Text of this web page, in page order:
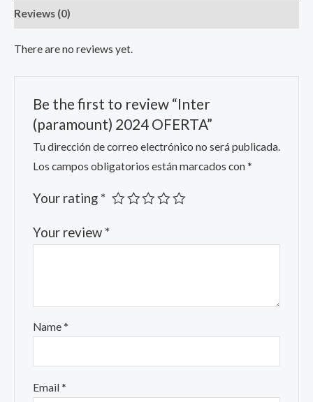
Reviews (0)
There are no reviews yet.
Be the first to review “Inter
(paramount) 2024 OFERTA”
Tu dirección de correo electrónico no será publicada.
Los campos obligatorios están marcados con *
Your rating*
Your review*
Name *
Email *